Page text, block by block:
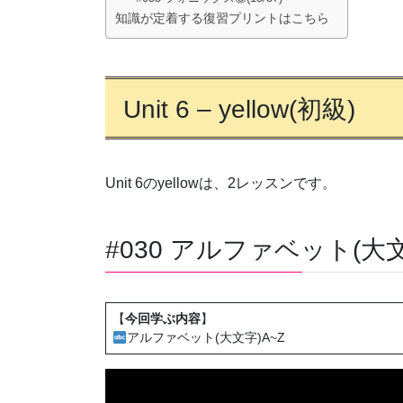
知識が定着する復習プリントはこちら
Unit 6 – yellow(初級)
Unit 6のyellowは、2レッスンです。
#030 アルファベット(大
【今回学ぶ内容】
アルファベット(大文字)A~Z